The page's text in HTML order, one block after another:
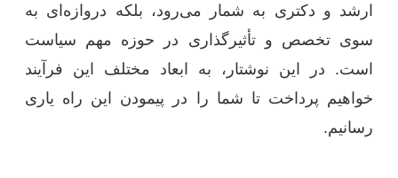
ارشد و دکتری به شمار می‌رود، بلکه دروازه‌ای به
سوی تخصص و تأثیرگذاری در حوزه مهم سیاست
است. در این نوشتار، به ابعاد مختلف این فرآیند
خواهیم پرداخت تا شما را در پیمودن این راه یاری
رسانیم.